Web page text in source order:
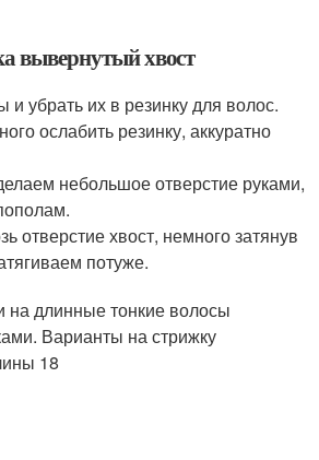
вывернутый хвост
и убрать их в резинку для волос.
ослабить резинку, аккуратно
небольшое отверстие руками,
отверстие хвост, немного затянув
потуже.